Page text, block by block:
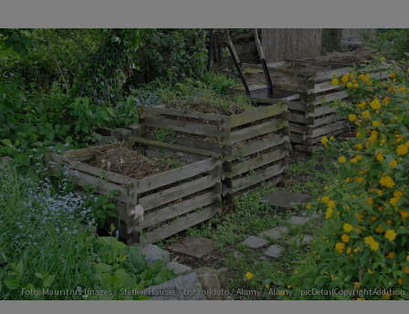
Foto: Mauritius Images / Steffen Hauser / botanikfoto / Alamy / Alamy / picDetailCopyrightAddition